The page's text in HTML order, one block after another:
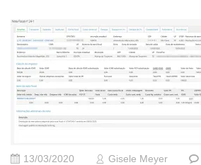
13/03/2020 Gisele Meyer